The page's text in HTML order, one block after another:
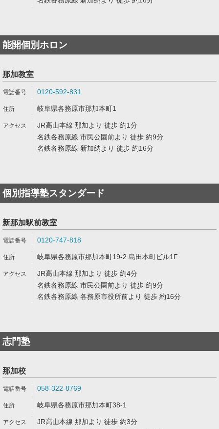
能開個別ホロン
那加教室
0120-592-831
岐阜県各務原市那加本町1
JR高山本線 那加より 徒歩 約1分
名鉄各務原線 市民公園前より 徒歩 約9分
名鉄各務原線 新加納より 徒歩 約16分
個別指導塾スタンダード
新那加駅前教室
0120-747-818
岐阜県各務原市那加本町19-2 島田本町ビル1F
JR高山本線 那加より 徒歩 約4分
名鉄各務原線 市民公園前より 徒歩 約9分
名鉄各務原線 各務原市役所前より 徒歩 約16分
志門塾
那加校
058-322-8769
岐阜県各務原市那加本町38-1
JR高山本線 那加より 徒歩 約3分